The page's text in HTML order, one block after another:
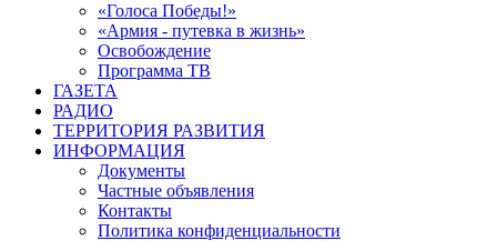
«Голоса Победы!»
«Армия - путевка в жизнь»
Освобождение
Программа ТВ
ГАЗЕТА
РАДИО
ТЕРРИТОРИЯ РАЗВИТИЯ
ИНФОРМАЦИЯ
Документы
Частные объявления
Контакты
Политика конфиденциальности